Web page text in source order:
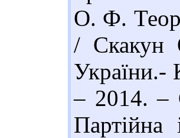
О. Ф.
/ Скакун
України.-
– 2014. –
Партійна